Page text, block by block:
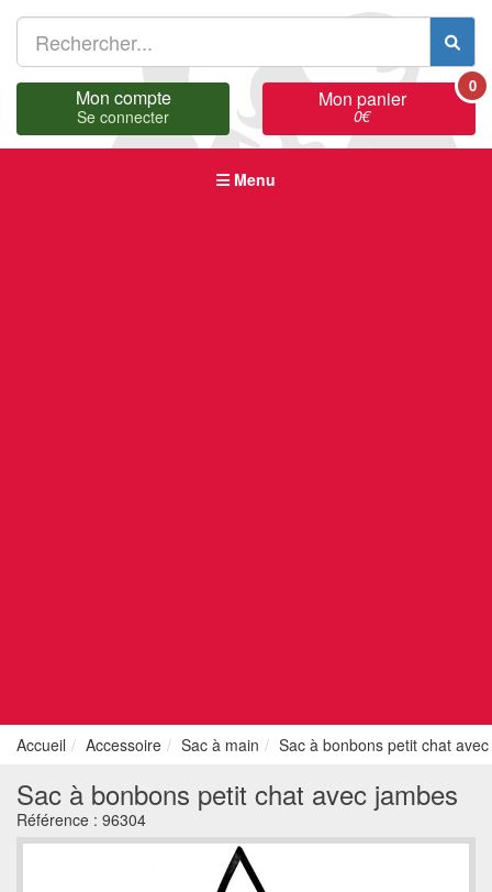
Mon compte
Se connecter
Mon panier
0€
0
Menu
Accueil Accessoire Sac à main Sac à bonbons petit chat
Sac à bonbons petit chat avec jambes
Référence : 96304